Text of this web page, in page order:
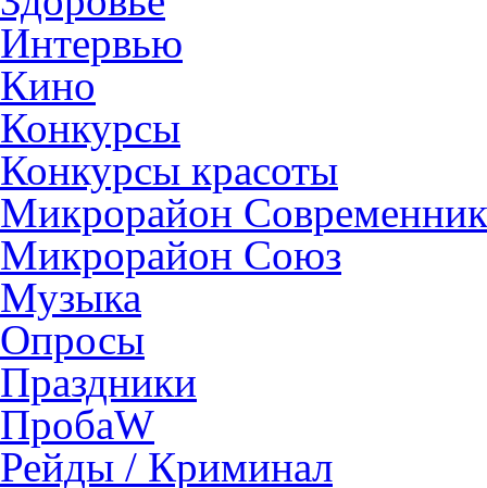
Интервью
Кино
Конкурсы
Конкурсы красоты
Микрорайон Современник
Микрорайон Союз
Музыка
Опросы
Праздники
ПробаW
Рейды / Криминал